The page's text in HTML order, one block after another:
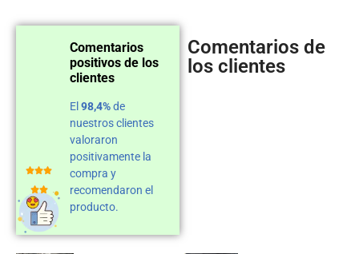
Comentarios
positivos de los
clientes
El98,4%de
nuestros clientes
valoraron
positivamente la
compra y
recomendaron el
producto.
Comentarios de
los clientes